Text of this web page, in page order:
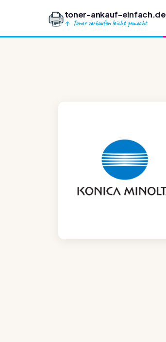
toner-ankauf-einfach.de
Toner verkaufen leicht gemacht